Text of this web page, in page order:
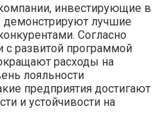
инвестирующие в
демонстрируют лучшие
Согласно
с развитой программой
расходы на
лояльности
предприятия достигают
и устойчивости на